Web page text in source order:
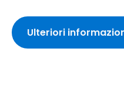
Ulteriori